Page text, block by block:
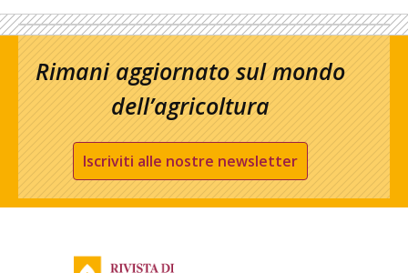
Rimani aggiornato sul mondo
dell’agricoltura
Iscriviti alle nostre newsletter